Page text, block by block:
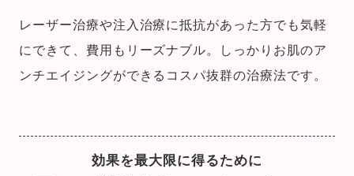
レーザー治療や注入治療に抵抗があった方でも気軽
にできて、費用もリーズナブル。しっかりお肌のア
ンチエイジングができるコスパ抜群の治療法です。
効果を最大限に得るために